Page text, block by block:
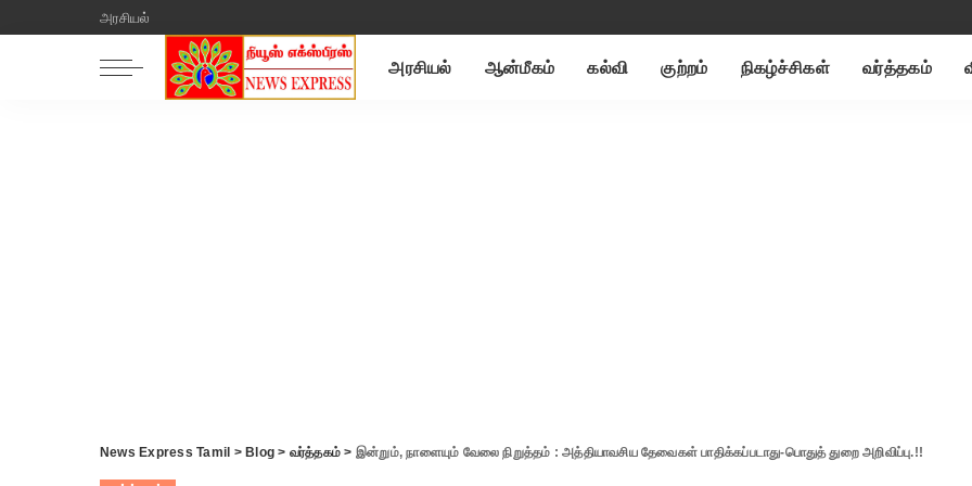
அரசியல்
அரசியல் ஆன்மீகம் கல்வி குற்றம் நிகழ்ச்சிகள் வர்த்தகம்
News Express Tamil > Blog > வர்த்தகம் > இன்றும், நாளையும் வேலை நிறுத்தம் : அத்தியாவசிய தேவைகள் பாதிக்கப்படாது-பொதுத் துறை அறிவிப்பு.!!